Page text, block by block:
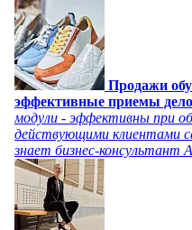
Продажи
эффективные приемы
модули - эффективны при
действующими клиентами
знает бизнес-консультант